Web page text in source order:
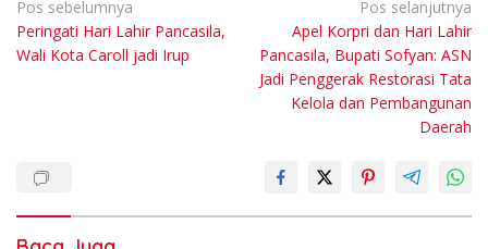
Navigasi
pos
Pos sebelumnya
Peringati Hari Lahir Pancasila,
Wali Kota Caroll jadi Irup
Pos selanjutnya
Apel Korpri dan Hari Lahir
Pancasila, Bupati Sofyan: ASN
Jadi Penggerak Restorasi Tata
Kelola dan Pembangunan
Daerah